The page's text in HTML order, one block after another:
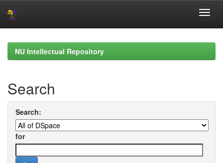
navigationNU Intellectual Repository
Search
Search:
for